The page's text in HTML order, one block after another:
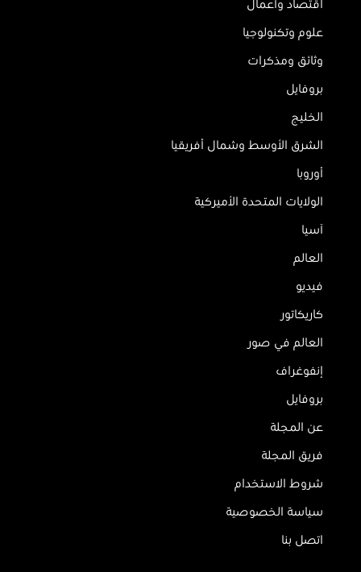
اقتصاد وأعمال
علوم وتكنولوجيا
وثائق ومذكرات
بروفايل
الخليج
الشرق الأوسط وشمال أفريقيا
أوروبا
الولايات المتحدة الأميركية
آسيا
العالم
فيديو
كاريكاتور
العالم في صور
إنفوغراف
بروفايل
عن المجلة
فريق المجلة
شروط الاستخدام
سياسة الخصوصية
اتصل بنا